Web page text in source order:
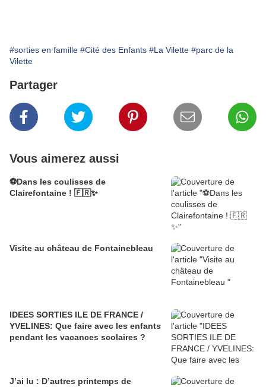
#sorties en famille #Cité des Enfants #La Vilette #parc de la
Vilette
Partager
Vous aimerez aussi
⚽️Dans les coulisses de
Clairefontaine ! 🇫🇷✨
Visite au château de Fontainebleau
IDEES SORTIES ILE DE FRANCE /
YVELINES: Que faire avec les enfants
pendant les vacances scolaires ?
J’ai lu : D’autres printemps de